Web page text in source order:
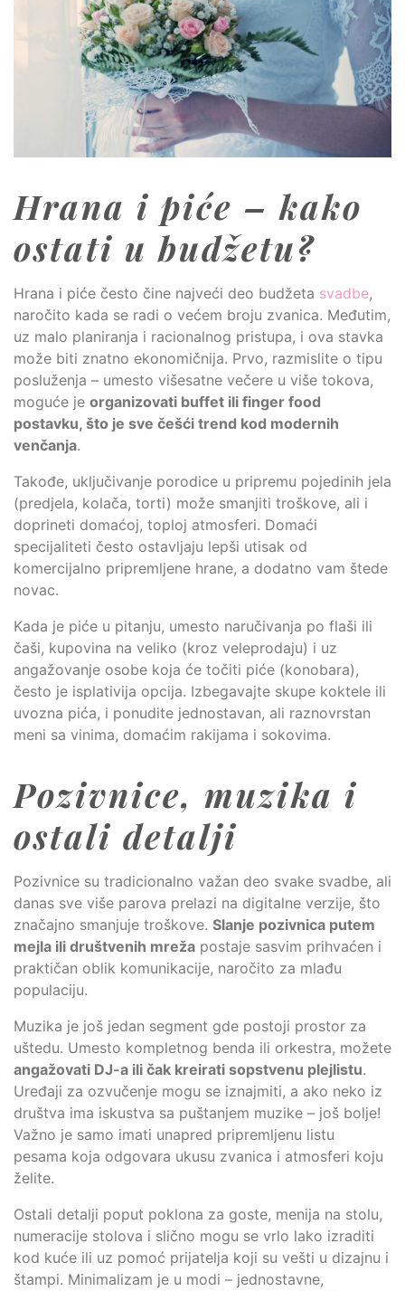
Hrana i piće – kako
ostati u budžetu?
Hrana i piće često čine najveći deo budžeta svadbe,
naročito kada se radi o većem broju zvanica. Međutim,
uz malo planiranja i racionalnog pristupa, i ova stavka
može biti znatno ekonomičnija. Prvo, razmislite o tipu
posluženja – umesto višesatne večere u više tokova,
moguće je organizovati buffet ili finger food
postavku, što je sve češći trend kod modernih
venčanja.
Takođe, uključivanje porodice u pripremu pojedinih jela
(predjela, kolača, torti) može smanjiti troškove, ali i
doprineti domaćoj, toploj atmosferi. Domaći
specijaliteti često ostavljaju lepši utisak od
komercijalno pripremljene hrane, a dodatno vam štede
novac.
Kada je piće u pitanju, umesto naručivanja po flaši ili
čaši, kupovina na veliko (kroz veleprodaju) i uz
angažovanje osobe koja će točiti piće (konobara),
često je isplativija opcija. Izbegavajte skupe koktele ili
uvozna pića, i ponudite jednostavan, ali raznovrstan
meni sa vinima, domaćim rakijama i sokovima.
Pozivnice, muzika i
ostali detalji
Pozivnice su tradicionalno važan deo svake svadbe, ali
danas sve više parova prelazi na digitalne verzije, što
značajno smanjuje troškove. Slanje pozivnica putem
mejla ili društvenih mreža postaje sasvim prihvaćen i
praktičan oblik komunikacije, naročito za mlađu
populaciju.
Muzika je još jedan segment gde postoji prostor za
uštedu. Umesto kompletnog benda ili orkestra, možete
angažovati DJ-a ili čak kreirati sopstvenu plejlistu.
Uređaji za ozvučenje mogu se iznajmiti, a ako neko iz
društva ima iskustva sa puštanjem muzike – još bolje!
Važno je samo imati unapred pripremljenu listu
pesama koja odgovara ukusu zvanica i atmosferi koju
želite.
Ostali detalji poput poklona za goste, menija na stolu,
numeracije stolova i slično mogu se vrlo lako izraditi
kod kuće ili uz pomoć prijatelja koji su vešti u dizajnu i
štampi. Minimalizam je u modi – jednostavne,